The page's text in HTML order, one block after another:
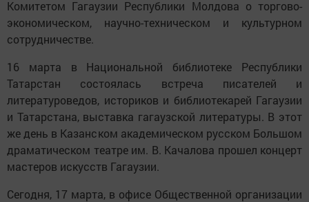
Комитетом Гагаузии Республики Молдова о торгово-
экономическом, научно-техническом и культурном
сотрудничестве.
16 марта в Национальной библиотеке Республики
Татарстан состоялась встреча писателей и
литературоведов, историков и библиотекарей Гагаузии
и Татарстана, выставка гагаузской литературы. В этот
же день в Казанском академическом русском Большом
драматическом театре им. В. Качалова прошел концерт
мастеров искусств Гагаузии.
Сегодня, 17 марта, в офисе Общественной организации